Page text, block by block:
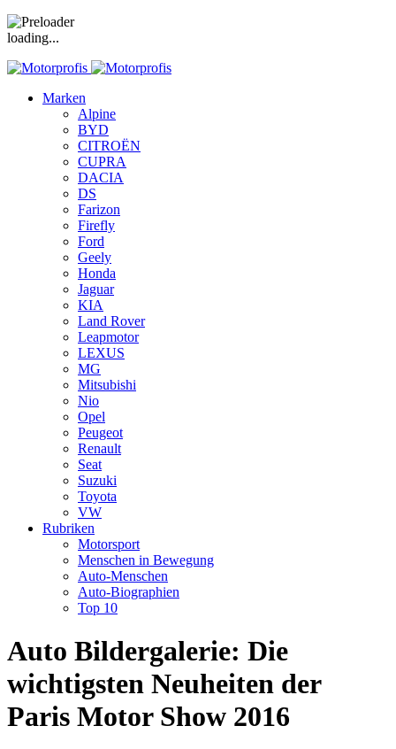
loading...
Marken
Alpine
BYD
CITROËN
CUPRA
DACIA
DS
Farizon
Firefly
Ford
Geely
Honda
Jaguar
KIA
Land Rover
Leapmotor
LEXUS
MG
Mitsubishi
Nio
Opel
Peugeot
Renault
Seat
Suzuki
Toyota
VW
Rubriken
Motorsport
Menschen in Bewegung
Auto-Menschen
Auto-Biographien
Top 10
Auto Bildergalerie: Die
wichtigsten Neuheiten der
Paris Motor Show 2016